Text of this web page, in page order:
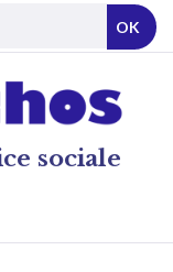
sociale
OK